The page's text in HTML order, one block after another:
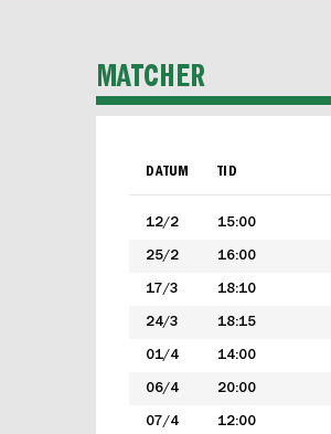
MATCHER
DATUM TID
12/2 15:00
25/2 16:00
17/3 18:10
24/3 18:15
01/4 14:00
06/4 20:00
07/4 12:00